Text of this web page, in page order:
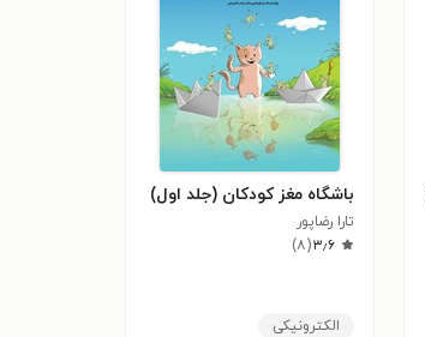
باشگاه مغز کودکان (جلد اول)
تارا رضاپور
۳٫۶(۸)
الکترونیکی